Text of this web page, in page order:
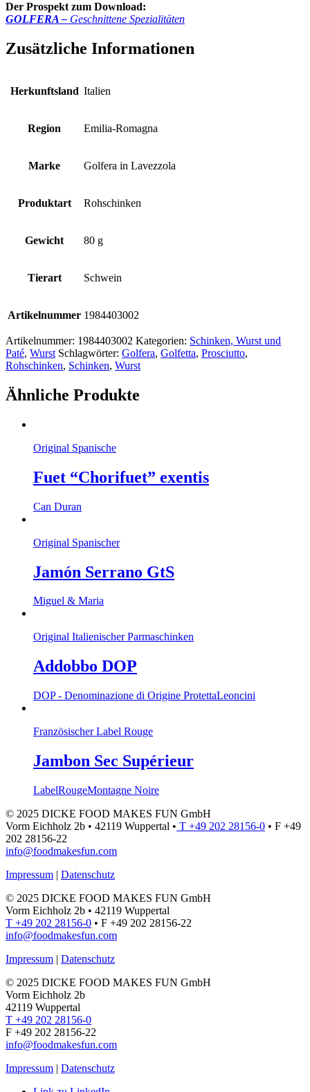
Der Prospekt zum Download:
GOLFERA – Geschnittene Spezialitäten
Zusätzliche Informationen
Herkunftsland Italien
Region Emilia-Romagna
Marke Golfera in Lavezzola
Produktart Rohschinken
Gewicht 80 g
Tierart Schwein
Artikelnummer 1984403002
Artikelnummer: 1984403002 Kategorien: Schinken, Wurst und
Paté, Wurst Schlagwörter: Golfera, Golfetta, Prosciutto,
Rohschinken, Schinken, Wurst
Ähnliche Produkte
Original Spanische
Fuet “Chorifuet” exentis
Can Duran
Original Spanischer
Jamón Serrano GtS
Miguel & Maria
Original Italienischer Parmaschinken
Addobbo DOP
DOP - Denominazione di Origine ProtettaLeoncini
Französischer Label Rouge
Jambon Sec Supérieur
LabelRougeMontagne Noire
© 2025 DICKE FOOD MAKES FUN GmbH
Vorm Eichholz 2b • 42119 Wuppertal • T +49 202 28156-0 • F +49
202 28156-22
info@foodmakesfun.com
Impressum | Datenschutz
© 2025 DICKE FOOD MAKES FUN GmbH
Vorm Eichholz 2b • 42119 Wuppertal
T +49 202 28156-0 • F +49 202 28156-22
info@foodmakesfun.com
Impressum | Datenschutz
© 2025 DICKE FOOD MAKES FUN GmbH
Vorm Eichholz 2b
42119 Wuppertal
T +49 202 28156-0
F +49 202 28156-22
info@foodmakesfun.com
Impressum | Datenschutz